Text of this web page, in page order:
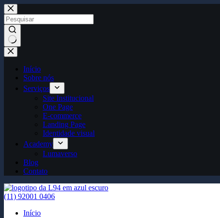
Início
Sobre nós
Serviços
Site Institucional
One Page
E-commerce
Landing Page
Identidade visual
Academy
Lumaverso
Blog
Contato
(11) 92001 0406
Início